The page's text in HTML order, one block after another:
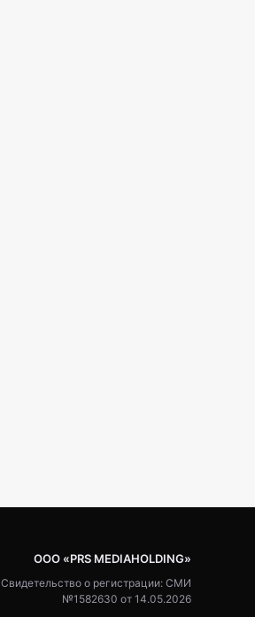
ООО «PRS MEDIAHOLDING»
Свидетельство о регистрации: СМИ
№1582630 от 14.05.2026